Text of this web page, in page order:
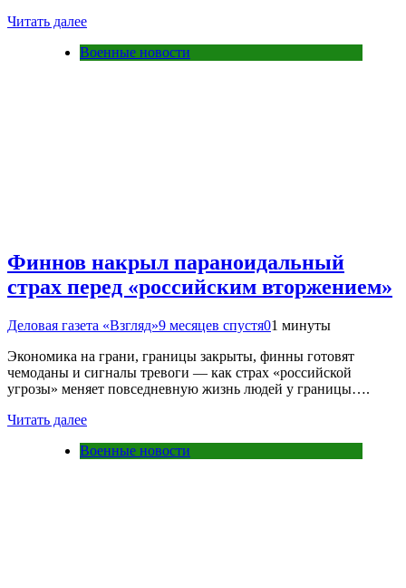
Читать далее
Военные новости
Финнов накрыл параноидальный
страх перед «российским вторжением»
Деловая газета «Взгляд»9 месяцев спустя01 минуты
Экономика на грани, границы закрыты, финны готовят
чемоданы и сигналы тревоги — как страх «российской
угрозы» меняет повседневную жизнь людей у границы….
Читать далее
Военные новости